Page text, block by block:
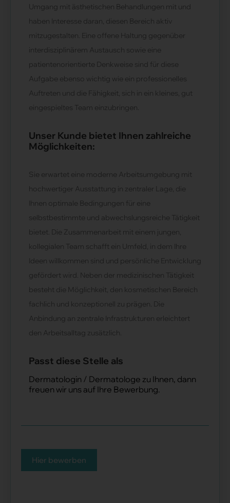
Umgang mit ästhetischen Behandlungen mit und
haben Interesse daran, diesen Bereich aktiv
mitzugestalten. Eine offene Haltung gegenüber
interdisziplinärem Austausch sowie eine
patientenorientierte Denkweise sind für diese
Aufgabe ebenso wichtig wie ein professionelles
Auftreten und die Fähigkeit, sich in ein kleines, gut
eingespieltes Team einzubringen.
Unser Kunde bietet Ihnen zahlreiche
Möglichkeiten:
Sie erwartet eine moderne Arbeitsumgebung mit
hochwertiger Ausstattung in zentraler Lage, die
Ihnen optimale Bedingungen für eine
selbstbestimmte und abwechslungsreiche Tätigkeit
bietet. Die Zusammenarbeit mit einem jungen,
kollegialen Team schafft ein Umfeld, in dem Ihre
Ideen willkommen sind und persönliche Entwicklung
gefördert wird. Neben der medizinischen Tätigkeit
besteht die Möglichkeit, den kosmetischen Bereich
fachlich und konzeptionell zu prägen. Die
Anbindung an zentrale Infrastrukturen erleichtert
den Arbeitsalltag zusätzlich.
Passt diese Stelle als
Dermatologin / Dermatologe zu Ihnen, dann
freuen wir uns auf Ihre Bewerbung.
Hier bewerben